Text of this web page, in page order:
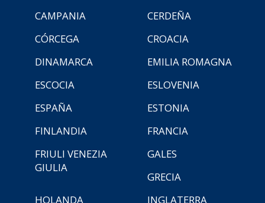
CAMPANIA
CERDEÑA
CÓRCEGA
CROACIA
DINAMARCA
EMILIA ROMAGNA
ESCOCIA
ESLOVENIA
ESPAÑA
ESTONIA
FINLANDIA
FRANCIA
FRIULI VENEZIA
GIULIA
GALES
GRECIA
HOLANDA
INGLATERRA